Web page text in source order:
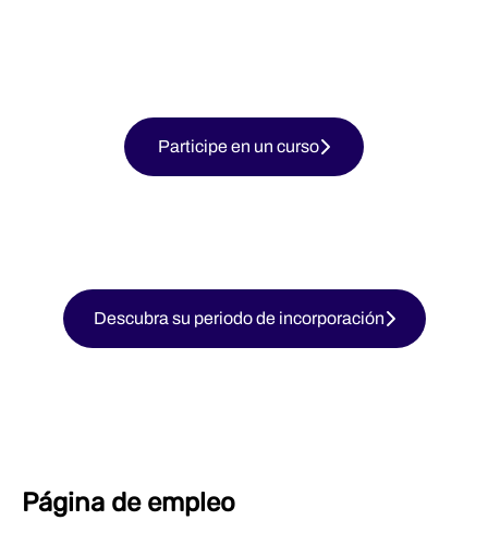
Participe en un curso
Descubra su periodo de incorporación
Página de empleo